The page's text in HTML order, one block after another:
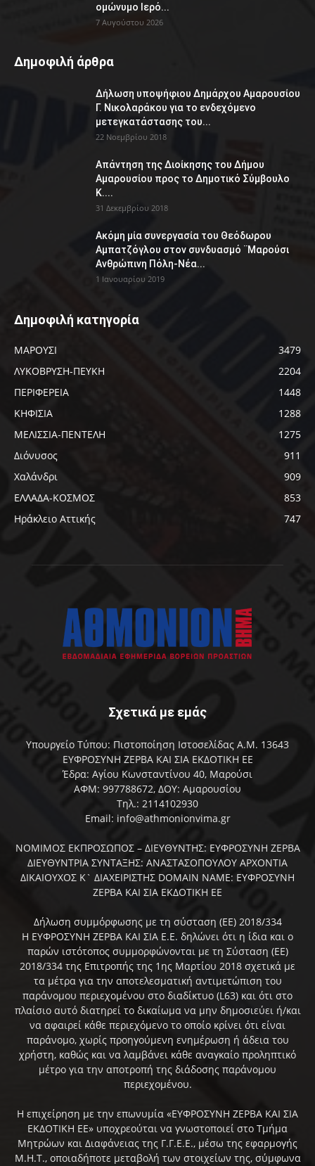
ομώνυμο Ιερό...
7 Αυγούστου 2026
Δημοφιλή άρθρα
Δήλωση υποψήφιου Δημάρχου Αμαρουσίου
Γ. Νικολαράκου για το ενδεχόμενο
μετεγκατάστασης του...
22 Νοεμβρίου 2018
Απάντηση της Διοίκησης του Δήμου
Αμαρουσίου προς το Δημοτικό Σύμβουλο
Κ....
31 Δεκεμβρίου 2018
Ακόμη μία συνεργασία του Θεόδωρου
Αμπατζόγλου στον συνδυασμό ¨Μαρούσι
Ανθρώπινη Πόλη-Νέα...
1 Ιανουαρίου 2019
Δημοφιλή κατηγορία
ΜΑΡΟΥΣΙ
3479
ΛΥΚΟΒΡΥΣΗ-ΠΕΥΚΗ
2204
ΠΕΡΙΦΕΡΕΙΑ
1448
ΚΗΦΙΣΙΑ
1288
ΜΕΛΙΣΣΙΑ-ΠΕΝΤΕΛΗ
1275
Διόνυσος
911
Χαλάνδρι
909
ΕΛΛΑΔΑ-ΚΟΣΜΟΣ
853
Ηράκλειο Αττικής
747
Σχετικά με εμάς
Υπουργείο Τύπου: Πιστοποίηση Ιστοσελίδας Α.Μ. 13643
ΕΥΦΡΟΣΥΝΗ ΖΕΡΒΑ ΚΑΙ ΣΙΑ ΕΚΔΟΤΙΚΗ ΕΕ
Έδρα: Αγίου Κωνσταντίνου 40, Μαρούσι
ΑΦΜ: 997788672, ΔΟΥ: Αμαρουσίου
Τηλ.: 2114102930
Email: info@athmonionvima.gr
ΝΟΜΙΜΟΣ ΕΚΠΡΟΣΩΠΟΣ – ΔΙΕΥΘΥΝΤΗΣ: ΕΥΦΡΟΣΥΝΗ ΖΕΡΒΑ
ΔΙΕΥΘΥΝΤΡΙΑ ΣΥΝΤΑΞΗΣ: ΑΝΑΣΤΑΣΟΠΟΥΛΟΥ ΑΡΧΟΝΤΙΑ
ΔΙΚΑΙΟΥΧΟΣ Κ` ΔΙΑΧΕΙΡΙΣΤΗΣ DOMAIN NAME: ΕΥΦΡΟΣΥΝΗ
ΖΕΡΒΑ ΚΑΙ ΣΙΑ ΕΚΔΟΤΙΚΗ ΕΕ
Δήλωση συμμόρφωσης με τη σύσταση (ΕΕ) 2018/334
Η ΕΥΦΡΟΣΥΝΗ ΖΕΡΒΑ ΚΑΙ ΣΙΑ Ε.Ε. δηλώνει ότι η ίδια και ο
παρών ιστότοπος συμμορφώνονται με τη Σύσταση (ΕΕ)
2018/334 της Επιτροπής της 1ης Μαρτίου 2018 σχετικά με
τα μέτρα για την αποτελεσματική αντιμετώπιση του
παράνομου περιεχομένου στο διαδίκτυο (L63) και ότι στο
πλαίσιο αυτό διατηρεί το δικαίωμα να μην δημοσιεύει ή/και
να αφαιρεί κάθε περιεχόμενο το οποίο κρίνει ότι είναι
παράνομο, χωρίς προηγούμενη ενημέρωση ή άδεια του
χρήστη, καθώς και να λαμβάνει κάθε αναγκαίο προληπτικό
μέτρο για την αποτροπή της διάδοσης παράνομου
περιεχομένου.
Η επιχείρηση με την επωνυμία «ΕΥΦΡΟΣΥΝΗ ΖΕΡΒΑ ΚΑΙ ΣΙΑ
ΕΚΔΟΤΙΚΗ ΕΕ» υποχρεούται να γνωστοποιεί στο Τμήμα
Μητρώων και Διαφάνειας της Γ.Γ.Ε.Ε., μέσω της εφαρμογής
Μ.Η.Τ., οποιαδήποτε μεταβολή των στοιχείων της, σύμφωνα